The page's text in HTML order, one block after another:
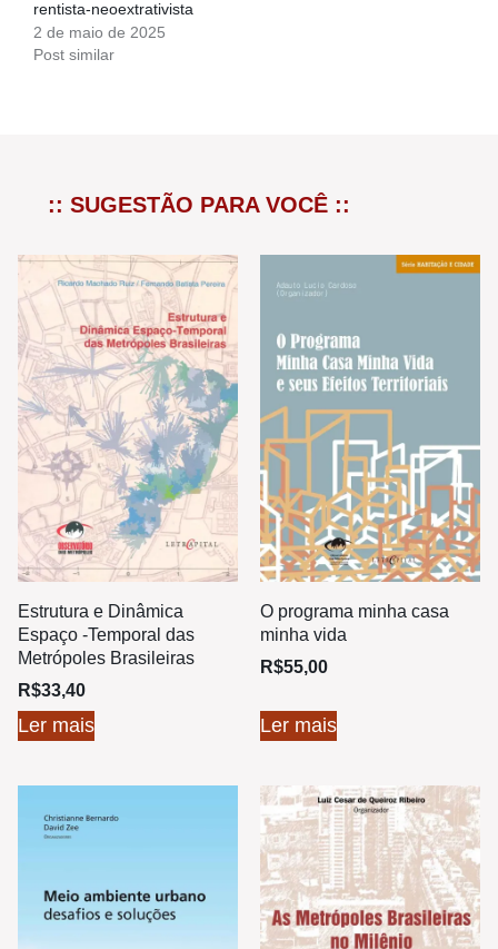
rentista-neoextrativista
2 de maio de 2025
Post similar
:: SUGESTÃO PARA VOCÊ ::
Estrutura e Dinâmica
Espaço -Temporal das
Metrópoles Brasileiras
R$33,40
Ler mais
O programa minha casa
minha vida
R$55,00
Ler mais